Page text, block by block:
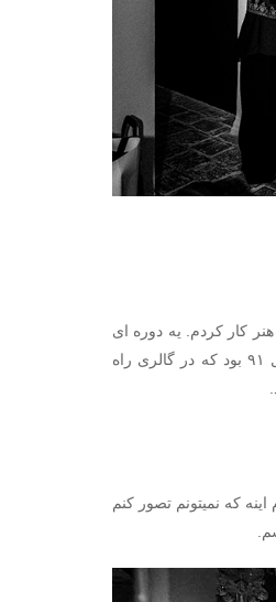
هنر کار کردم. یه دوره ای
بعنوان آرتیست کار میکردم ولی خیلی زود جهت گیری شغلیم به سمت ارتباطات و مدیریت در حوزه هنر تغییر کرد. سال ۹۱ بود که در گالری راه
که نمیتونم تصور کنم